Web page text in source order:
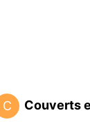
C Couverts